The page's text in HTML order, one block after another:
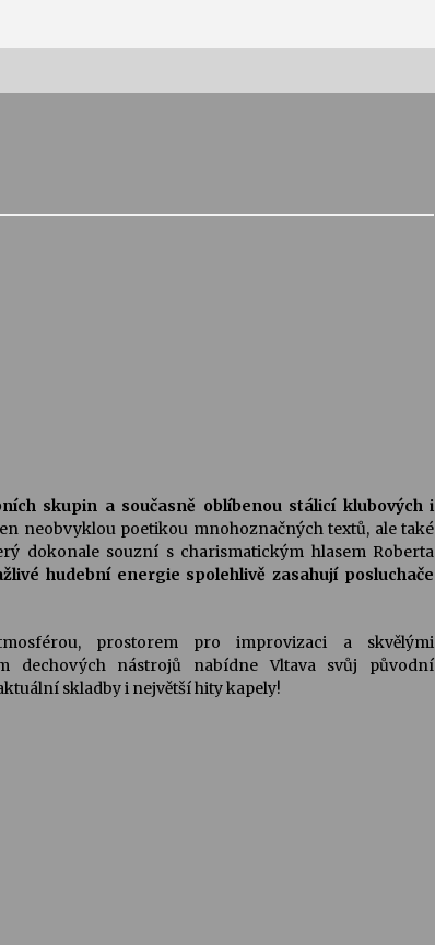
3. 7. 2026
skupin a současně oblíbenou stálicí klubových i
neobvyklou poetikou mnohoznačných textů, ale také
dokonale souzní s charismatickým hlasem Roberta
hudební energie spolehlivě zasahují posluchače
prostorem pro improvizaci a skvělými
dechových nástrojů nabídne Vltava svůj původní
skladby i největší hity kapely!